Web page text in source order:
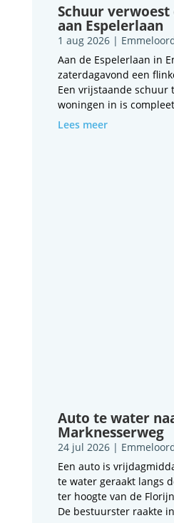
Schuur
aan Espelerlaan
1 aug 2026|
Aan de Espelerlaan in
zaterdagavond een
Een vrijstaande schuur
woningen in is
Lees meer
Auto te water
Marknesserweg
24 jul 2026|
Een auto is
te water geraakt langs
ter hoogte van de
De bestuurster raakte